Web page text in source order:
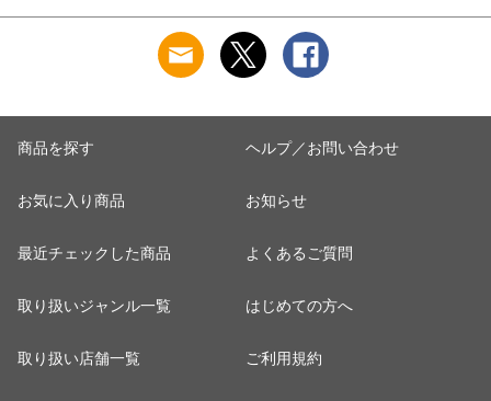
商品を探す
お気に入り商品
最近チェックした商品
取り扱いジャンル一覧
取り扱い店舗一覧
ヘルプ／お問い合わせ
お知らせ
よくあるご質問
はじめての方へ
ご利用規約